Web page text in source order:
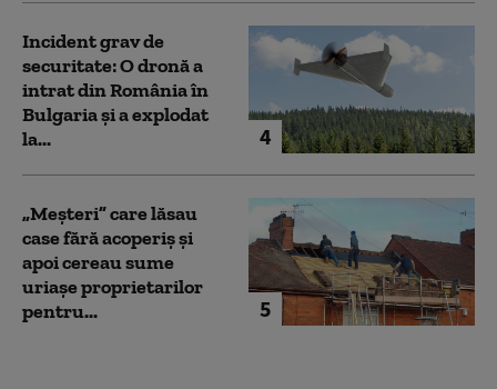
4
Incident grav de
securitate: O dronă a
intrat din România în
Bulgaria şi a explodat
la...
5
„Meșteri” care lăsau
case fără acoperiș și
apoi cereau sume
uriașe proprietarilor
pentru...